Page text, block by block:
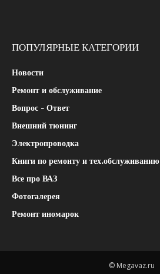
ПОПУЛЯРНЫЕ КАТЕГОРИИ
Новости
Ремонт и обслуживание
Вопрос - Ответ
Внешний тюнинг
Электропроводка
Книги по ремонту и тех.обслуживанию
Все про ВАЗ
Фотогалерея
Ремонт иномарок
© Megavaz.ru